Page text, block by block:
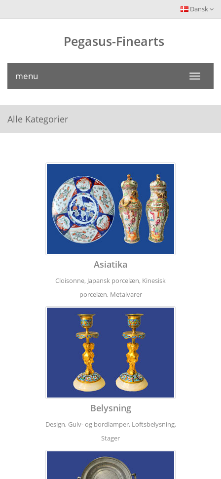
Dansk
Pegasus-Finearts
Toggle
menu
Alle Kategorier
Asiatika
Cloisonne, Japansk porcelæn, Kinesisk
porcelæn, Metalvarer
Belysning
Design, Gulv- og bordlamper, Loftsbelysning,
Stager